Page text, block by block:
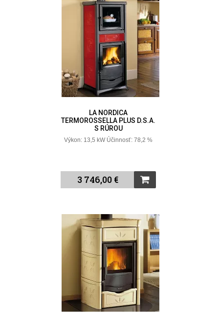
LA NORDICA
TERMOROSSELLA PLUS D.S.A.
S RÚROU
Výkon: 13,5 kW Účinnosť: 78,2 %
3 746,00 €